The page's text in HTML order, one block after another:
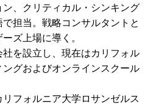
、クリティカル・シンキング
担当。戦略コンサルタントと
ズ上場に導く。
を設立し、現在はカリフォル
グおよびオンラインスクール
リフォルニア大学ロサンゼルス